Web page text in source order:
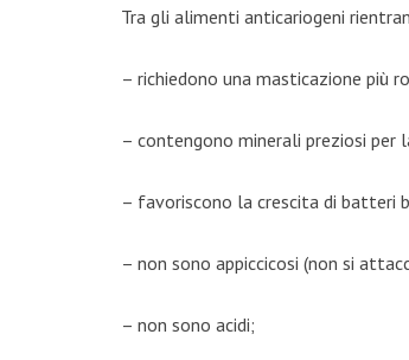
Tra gli alimenti anticariogeni
– richiedono una masticazione più
– contengono minerali preziosi
– favoriscono la crescita di batteri
– non sono appiccicosi (non si
– non sono acidi;